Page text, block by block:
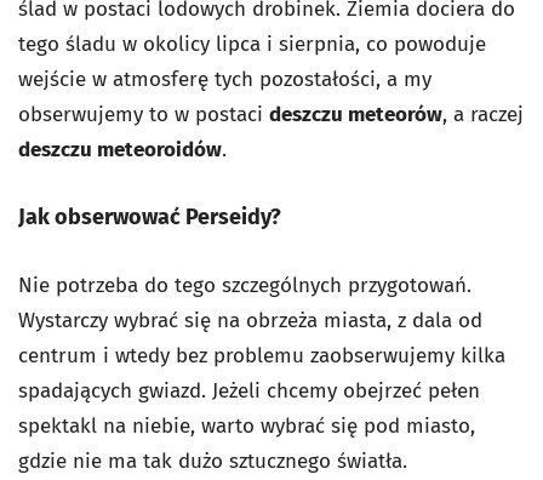
ślad w postaci lodowych drobinek. Ziemia dociera do
tego śladu w okolicy lipca i sierpnia, co powoduje
wejście w atmosferę tych pozostałości, a my
obserwujemy to w postaci deszczu meteorów, a raczej
deszczu meteoroidów.
Jak obserwować Perseidy?
Nie potrzeba do tego szczególnych przygotowań.
Wystarczy wybrać się na obrzeża miasta, z dala od
centrum i wtedy bez problemu zaobserwujemy kilka
spadających gwiazd. Jeżeli chcemy obejrzeć pełen
spektakl na niebie, warto wybrać się pod miasto,
gdzie nie ma tak dużo sztucznego światła.